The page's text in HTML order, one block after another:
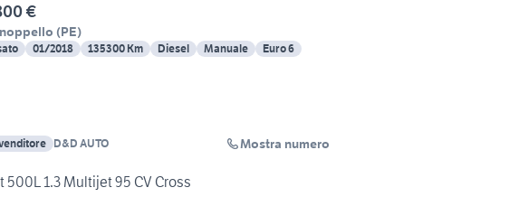
€
(PE)
01/2018 135300 Km Diesel Manuale Euro 6
D&D AUTO Mostra numero
500L 1.3 Multijet 95 CV Cross